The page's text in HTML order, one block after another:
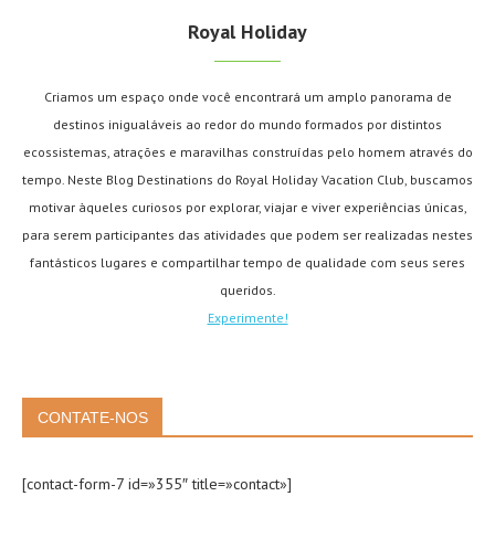
Royal Holiday
Criamos um espaço onde você encontrará um amplo panorama de
destinos inigualáveis ao redor do mundo formados por distintos
ecossistemas, atrações e maravilhas construídas pelo homem através do
tempo. Neste Blog Destinations do Royal Holiday Vacation Club, buscamos
motivar àqueles curiosos por explorar, viajar e viver experiências únicas,
para serem participantes das atividades que podem ser realizadas nestes
fantásticos lugares e compartilhar tempo de qualidade com seus seres
queridos.
Experimente!
CONTATE-NOS
[contact-form-7 id=»355″ title=»contact»]